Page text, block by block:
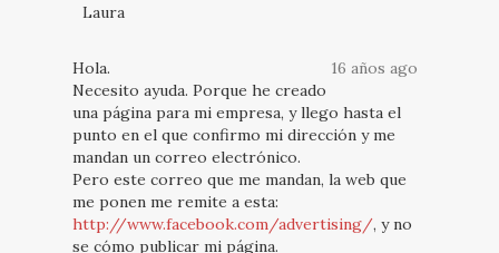
Laura
16 años ago
Hola.
Necesito ayuda. Porque he creado
una página para mi empresa, y llego hasta el
punto en el que confirmo mi dirección y me
mandan un correo electrónico.
Pero este correo que me mandan, la web que
me ponen me remite a esta:
http://www.facebook.com/advertising/, y no
se cómo publicar mi página.